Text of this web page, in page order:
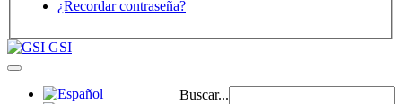
¿Recordar contraseña?
GSI
Buscar...